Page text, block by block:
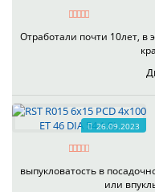
Отработали почти 10лет, в
26.09.2023
выпукловатость в
или